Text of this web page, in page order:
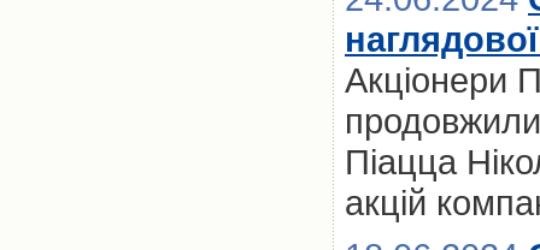
Акціонери
Піацца
акцій